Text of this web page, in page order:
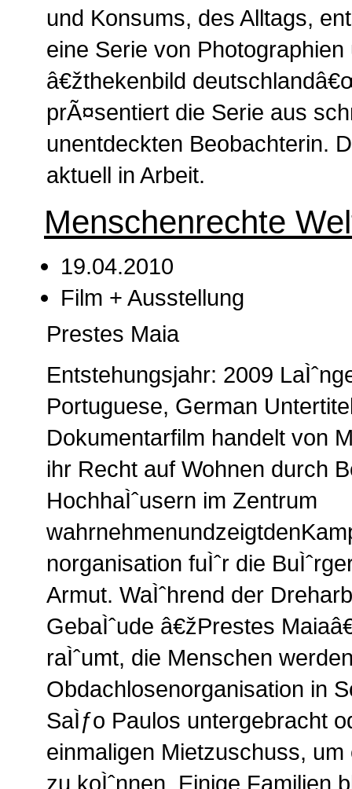
und Konsums, des Alltags,
eine Serie von Photographien
â€žthekenbild
prÃ¤sentiert die Serie aus
unentdeckten Beobachterin.
aktuell in Arbeit.
Menschenrechte
19.04.2010
Film + Ausstellung
Prestes Maia
Entstehungsjahr: 2009
Portuguese, German
Dokumentarfilm handelt von
ihr Recht auf Wohnen durch
HochhaÌˆusern im Zentrum
norganisation fuÌˆr die
Armut. WaÌˆhrend der
GebaÌˆude â€žPrestes
raÌˆumt, die Menschen
Obdachlosenorganisation in
SaÌƒo Paulos untergebracht
einmaligen Mietzuschuss,
zu koÌˆnnen. Einige Familien